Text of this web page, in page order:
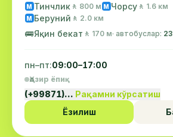
М Тинчлик 🚶 800 м М Чорсу 🚶 1.6 км
М Беруний 🚶 2.0 км
🚌Яқин бекат 🚶 170 м· автобуслар: 23
пн–пт:09:00–17:00
Ҳозир ёпиқ
(+99871)… Рақамни кўрсатиш
Ёзилиш